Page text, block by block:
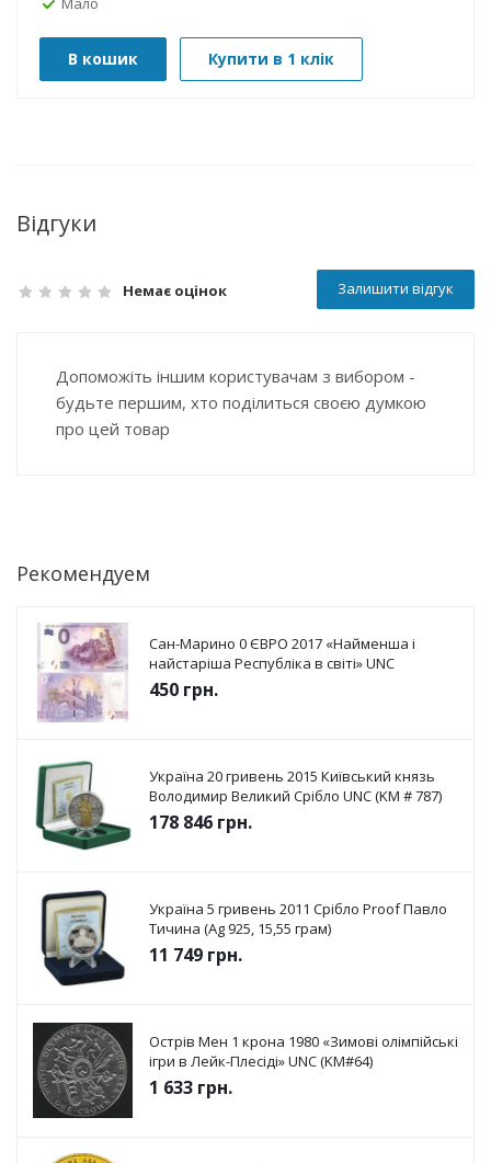
В кошик Купити в 1 клік
Відгуки
Немає оцінок Залишити відгук
Допоможіть іншим користувачам з вибором -
будьте першим, хто поділиться своєю думкою
про цей товар
Рекомендуем
Сан-Марино 0 ЄВРО 2017 «Найменша і
найстаріша Республіка в світі» UNC
450 грн.
Україна 20 гривень 2015 Київський князь
Володимир Великий Срібло UNC (KM # 787)
178 846 грн.
Україна 5 гривень 2011 Срібло Proof Павло
Тичина (Ag 925, 15,55 грам)
11 749 грн.
Острів Мен 1 крона 1980 «Зимові олімпійські
ігри в Лейк-Плесіді» UNC (KM#64)
1 633 грн.